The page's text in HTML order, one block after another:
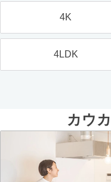
4K
4LDK
カウ